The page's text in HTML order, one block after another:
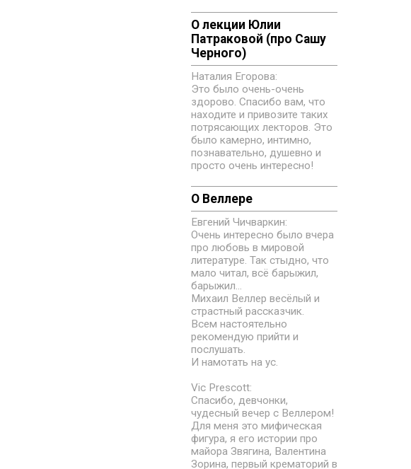
О лекции Юлии
Патраковой (про Сашу
Черного)
Наталия Егорова:
Это было очень-очень
здорово. Спасибо вам, что
находите и привозите таких
потрясающих лекторов. Это
было камерно, интимно,
познавательно, душевно и
просто очень интересно!
О Веллере
Евгений Чичваркин:
Очень интересно было вчера
про любовь в мировой
литературе. Так стыдно, что
мало читал, всё барыжил,
барыжил...
Михаил Веллер весёлый и
страстный рассказчик.
Всем настоятельно
рекомендую прийти и
послушать.
И намотать на ус.
Vic Prescott:
Спасибо, девчонки,
чудесный вечер с Веллером!
Для меня это мифическая
фигура, я его истории про
майора Звягина, Валентина
Зорина, первый крематорий в